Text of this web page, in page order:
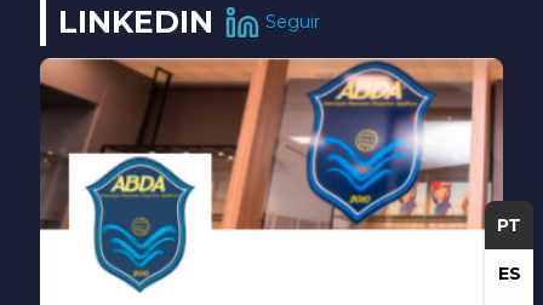
PT
ES
LINKEDIN Seguir